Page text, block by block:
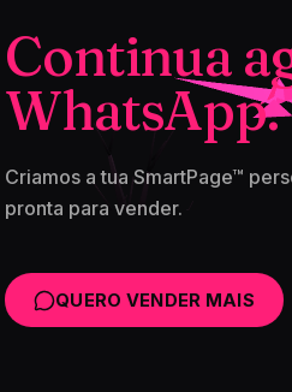
Continua
WhatsApp.
Criamos a tua SmartPage™
pronta para vender.
QUERO VENDER MAIS